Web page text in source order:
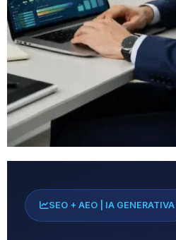
SEO + AEO | IA GENERATIVA